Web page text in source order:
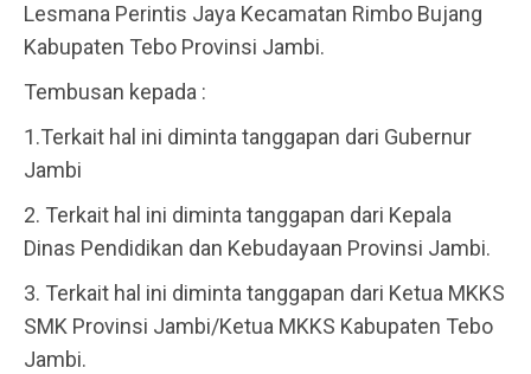
Lesmana Perintis Jaya Kecamatan Rimbo Bujang
Kabupaten Tebo Provinsi Jambi.
Tembusan kepada :
1.Terkait hal ini diminta tanggapan dari Gubernur
Jambi
2. Terkait hal ini diminta tanggapan dari Kepala
Dinas Pendidikan dan Kebudayaan Provinsi Jambi.
3. Terkait hal ini diminta tanggapan dari Ketua MKKS
SMK Provinsi Jambi/Ketua MKKS Kabupaten Tebo
Jambi.